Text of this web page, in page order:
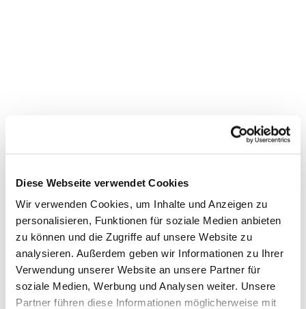
Diese Webseite verwendet Cookies
Wir verwenden Cookies, um Inhalte und Anzeigen zu
personalisieren, Funktionen für soziale Medien anbieten
zu können und die Zugriffe auf unsere Website zu
analysieren. Außerdem geben wir Informationen zu Ihrer
Verwendung unserer Website an unsere Partner für
soziale Medien, Werbung und Analysen weiter. Unsere
Partner führen diese Informationen möglicherweise mit
interessieren